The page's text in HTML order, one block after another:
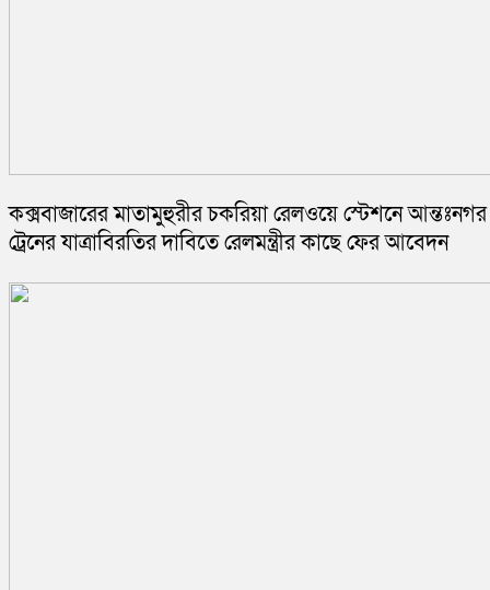
কক্সবাজারের মাতামুহুরীর চকরিয়া রেলওয়ে স্টেশনে আন্তঃনগর
ট্রেনের যাত্রাবিরতির দাবিতে রেলমন্ত্রীর কাছে ফের আবেদন